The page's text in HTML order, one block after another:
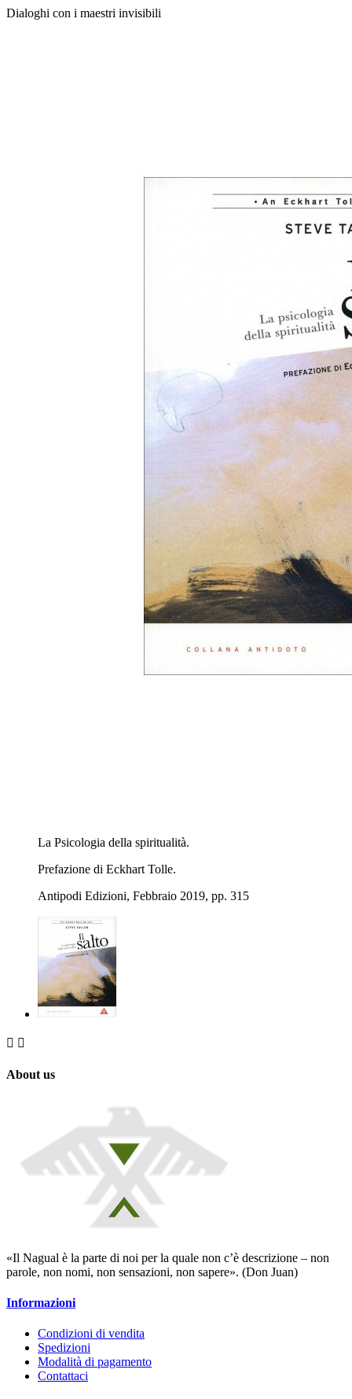
Dialoghi con i maestri invisibili
La Psicologia della spiritualità.
Prefazione di Eckhart Tolle.
Antipodi Edizioni, Febbraio 2019, pp. 315
 
About us
«Il Nagual è la parte di noi per la quale non c’è descrizione – non
parole, non nomi, non sensazioni, non sapere». (Don Juan)
Informazioni
Condizioni di vendita
Spedizioni
Modalità di pagamento
Contattaci